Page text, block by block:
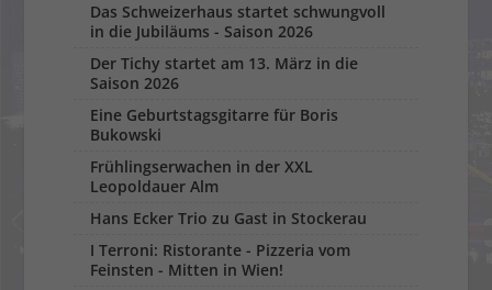
Das Schweizerhaus startet schwungvoll
in die Jubiläums - Saison 2026
Der Tichy startet am 13. März in die
Saison 2026
Eine Geburtstagsgitarre für Boris
Bukowski
Frühlingserwachen in der XXL
Leopoldauer Alm
Hans Ecker Trio zu Gast in Stockerau
I Terroni: Ristorante - Pizzeria vom
Feinsten - Mitten in Wien!